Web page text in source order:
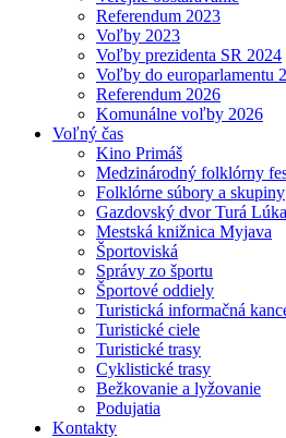
Referendum 2023
Voľby 2023
Voľby prezidenta SR 2024
Voľby do europarlamentu
Referendum 2026
Komunálne voľby 2026
Voľný čas
Kino Primáš
Medzinárodný folklórny
Folklórne súbory a skupiny
Gazdovský dvor Turá Lúka
Mestská knižnica Myjava
Športoviská
Správy zo športu
Športové oddiely
Turistická informačná
Turistické ciele
Turistické trasy
Cyklistické trasy
Bežkovanie a lyžovanie
Podujatia
Kontakty